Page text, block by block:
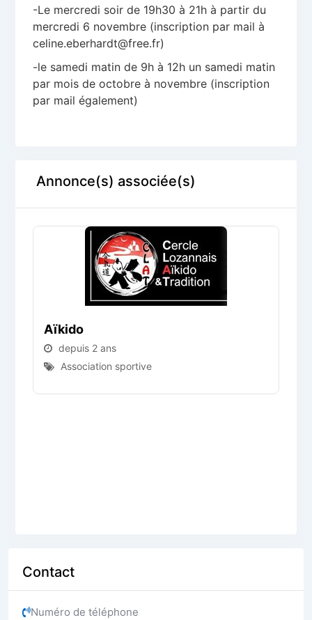
-Le mercredi soir de 19h30 à 21h à partir du
mercredi 6 novembre (inscription par mail à
celine.eberhardt@free.fr)
-le samedi matin de 9h à 12h un samedi matin
par mois de octobre à novembre (inscription
par mail également)
Annonce(s) associée(s)
Aïkido
depuis 2 ans
Association sportive
Contact
Numéro de téléphone